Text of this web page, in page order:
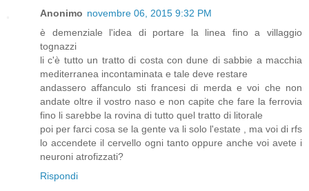
Anonimo novembre 06, 2015 9:32 PM
è demenziale l'idea di portare la linea fino a villaggio
tognazzi
li c'è tutto un tratto di costa con dune di sabbie a macchia
mediterranea incontaminata e tale deve restare
andassero affanculo sti francesi di merda e voi che non
andate oltre il vostro naso e non capite che fare la ferrovia
fino li sarebbe la rovina di tutto quel tratto di litorale
poi per farci cosa se la gente va li solo l'estate , ma voi di rfs
lo accendete il cervello ogni tanto oppure anche voi avete i
neuroni atrofizzati?
Rispondi